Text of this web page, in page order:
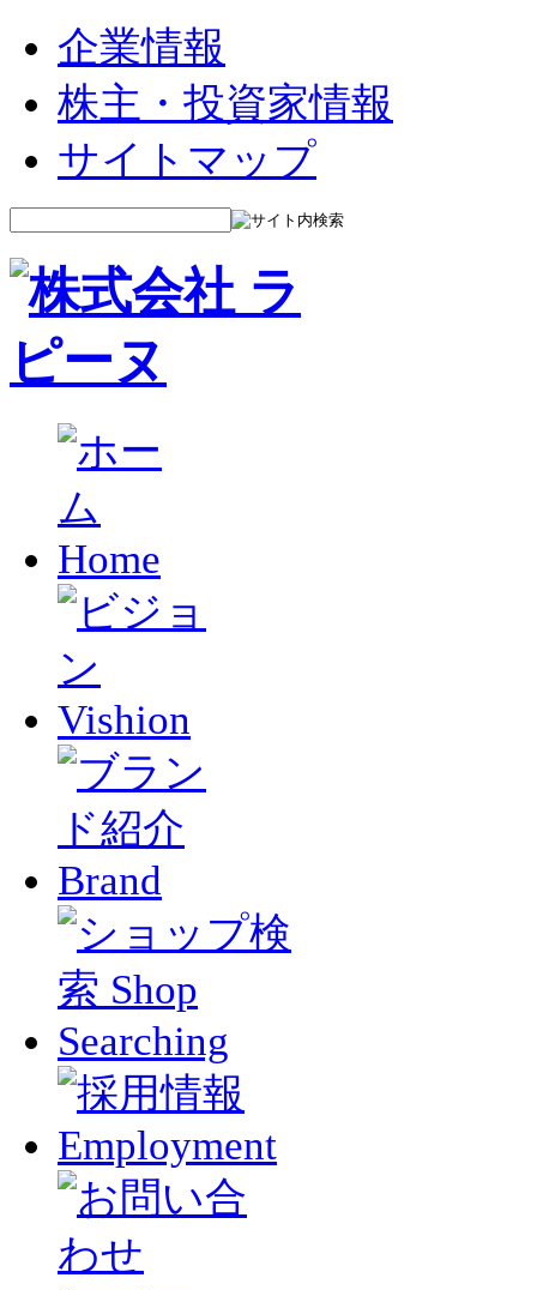
企業情報
株主・投資家情報
サイトマップ